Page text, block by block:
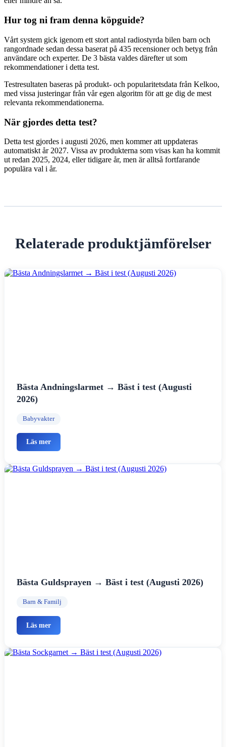
Hur tog ni fram denna köpguide?
Vårt system gick igenom ett stort antal radiostyrda bilen barn och
rangordnade sedan dessa baserat på 435 recensioner och betyg från
användare och experter. De 3 bästa valdes därefter ut som
rekommendationer i detta test.
Testresultaten baseras på produkt- och popularitetsdata från Kelkoo,
med vissa justeringar från vår egen algoritm för att ge dig de mest
relevanta rekommendationerna.
När gjordes detta test?
Detta test gjordes i augusti 2026, men kommer att uppdateras
automatiskt år 2027. Vissa av produkterna som visas kan ha kommit
ut redan 2025, 2024, eller tidigare år, men är alltså fortfarande
populära val i år.
Relaterade produktjämförelser
Bästa Andningslarmet → Bäst i test (Augusti
2026)
Babyvakter
Läs mer
Bästa Guldsprayen → Bäst i test (Augusti 2026)
Barn & Familj
Läs mer